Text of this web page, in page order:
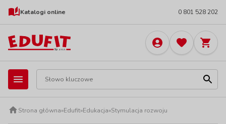
Katalogi online 0 801 528 202
Strona główna»Edufit»Edukacja»Stymulacja rozwoju